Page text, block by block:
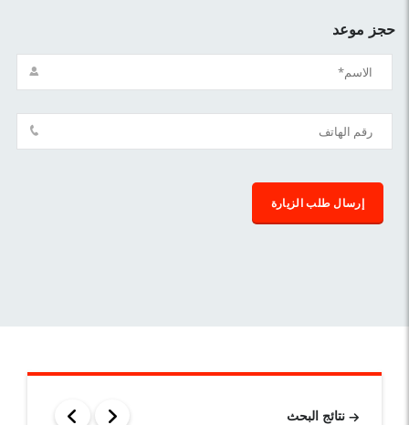
حجز موعد
نتائج البحث